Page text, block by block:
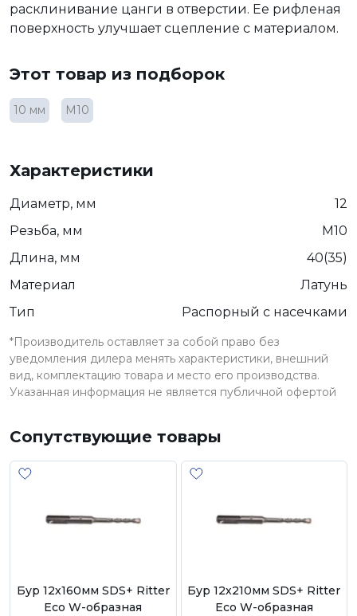
расклинивание цанги в отверстии. Ее рифленая
поверхность улучшает сцепление с материалом.
Этот товар из подборок
10 мм М10
Характеристики
Диаметр, мм
12
Резьба, мм
М10
Длина, мм
40(35)
Материал
Латунь
Тип
Распорный с насечками
*Производитель оставляет за собой право без
уведомления дилера менять характеристики, внешний
вид, комплектацию товара и место его производства.
Указанная информация не является публичной офертой
Сопутствующие товары
Бур 12х160мм SDS+ Ritter
Eco W-образная
Бур 12х210мм SDS+ Ritter
Eco W-образная